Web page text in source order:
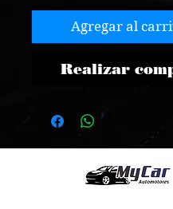
Agregar al
Realizar